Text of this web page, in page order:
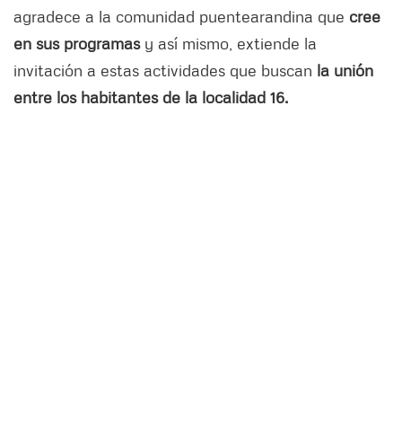
agradece a la comunidad puentearandina que cree
en sus programas y así mismo, extiende la
invitación a estas actividades que buscan la unión
entre los habitantes de la localidad 16.